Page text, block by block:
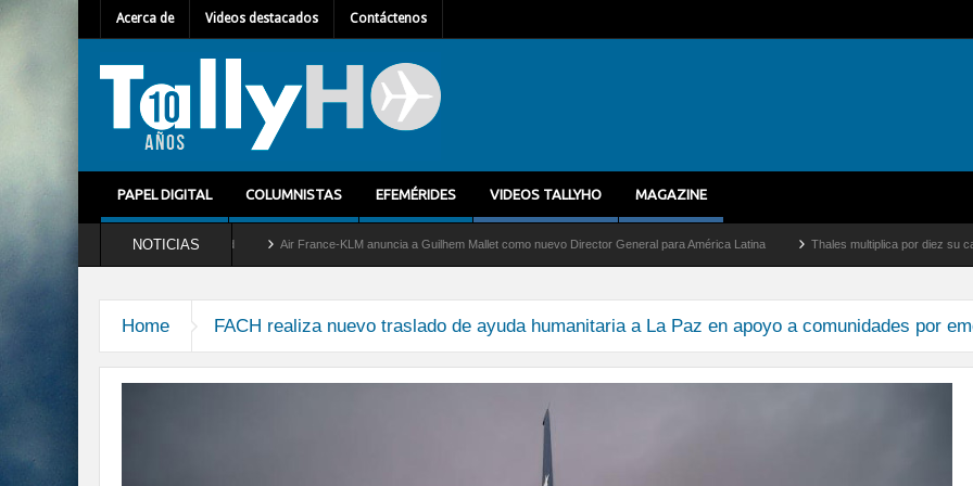
Acerca de Videos destacados Contáctenos
PAPEL DIGITAL COLUMNISTAS EFEMÉRIDES VIDEOS TALLYHO MAGAZINE
NOTICIAS
retira del servicio al C-2 Greyhound Air France-KLM anuncia a Guilhem Mallet como nuevo Director General para América Latina Thales multiplica por diez su
Home FACH realiza nuevo traslado de ayuda humanitaria a La Paz en apoyo a comunidades por
continua-despliegue-transportando-ayuda-humanitaria-en-bolivia-